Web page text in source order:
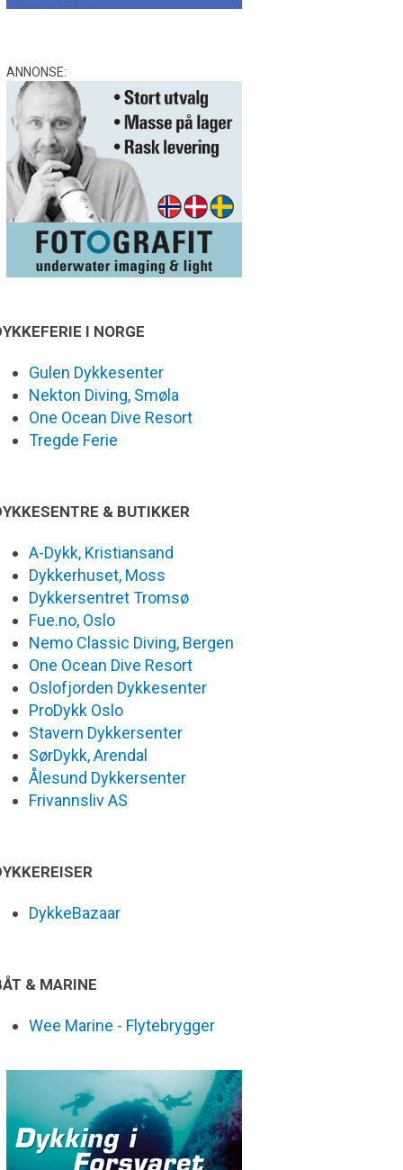
ANNONSE:
I NORGE
Gulen Dykkesenter
Nekton Diving, Smøla
One Ocean Dive Resort
Tregde Ferie
& BUTIKKER
A-Dykk, Kristiansand
Dykkerhuset, Moss
Dykkersentret Tromsø
Fue.no, Oslo
Nemo Classic Diving, Bergen
One Ocean Dive Resort
Oslofjorden Dykkesenter
ProDykk Oslo
Stavern Dykkersenter
SørDykk, Arendal
Ålesund Dykkersenter
Frivannsliv AS
DykkeBazaar
& MARINE
Wee Marine - Flytebrygger